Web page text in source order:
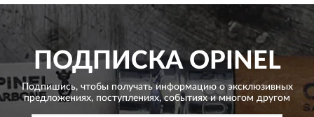
ПОДПИСКАOPINEL
Подпишись, чтобы получать информацию о эксклюзивных
предложениях, поступлениях, событиях и многом другом